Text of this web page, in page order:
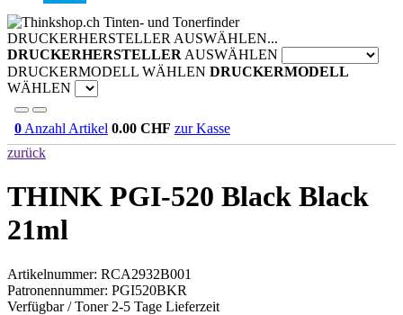
Tinten- und Tonerfinder
DRUCKERHERSTELLER AUSWÄHLEN...
DRUCKERHERSTELLER AUSWÄHLEN
DRUCKERMODELL WÄHLEN DRUCKERMODELL
WÄHLEN
0 Anzahl Artikel 0.00 CHF zur Kasse
zurück
THINK PGI-520 Black Black
21ml
Artikelnummer: RCA2932B001
Patronennummer: PGI520BKR
Verfügbar / Toner 2-5 Tage Lieferzeit